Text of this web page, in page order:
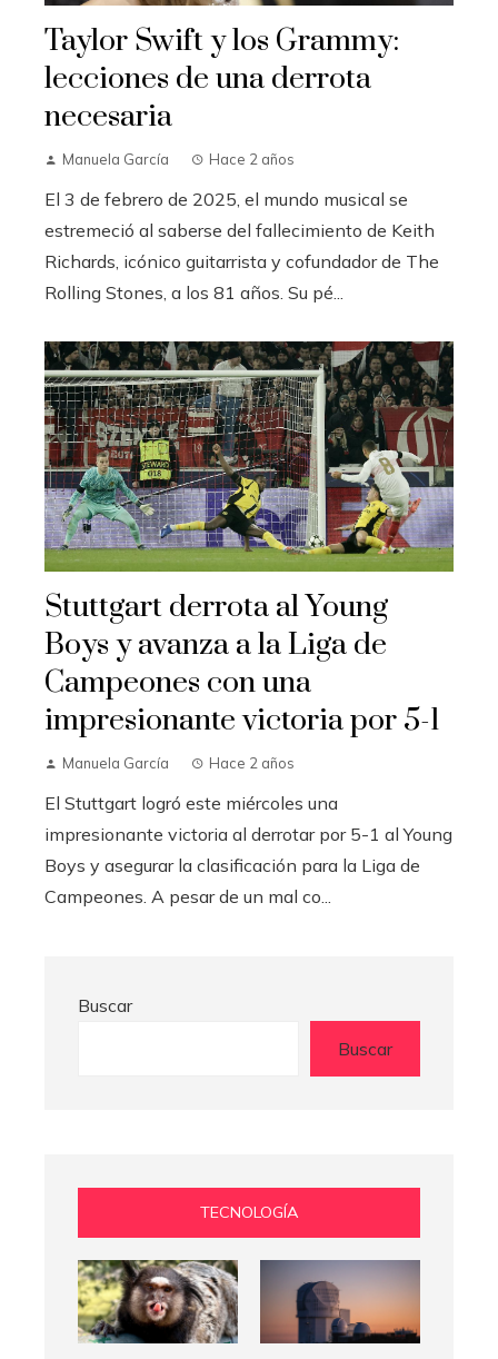
Taylor Swift y los Grammy:
lecciones de una derrota
necesaria
Manuela García Hace 2 años
El 3 de febrero de 2025, el mundo musical se
estremeció al saberse del fallecimiento de Keith
Richards, icónico guitarrista y cofundador de The
Rolling Stones, a los 81 años. Su pé...
Stuttgart derrota al Young
Boys y avanza a la Liga de
Campeones con una
impresionante victoria por 5-1
Manuela García Hace 2 años
El Stuttgart logró este miércoles una
impresionante victoria al derrotar por 5-1 al Young
Boys y asegurar la clasificación para la Liga de
Campeones. A pesar de un mal co...
Buscar
Buscar
TECNOLOGÍA